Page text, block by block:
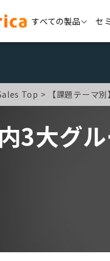
すべての製品 セ
Top 【課題テーマ
3大グ